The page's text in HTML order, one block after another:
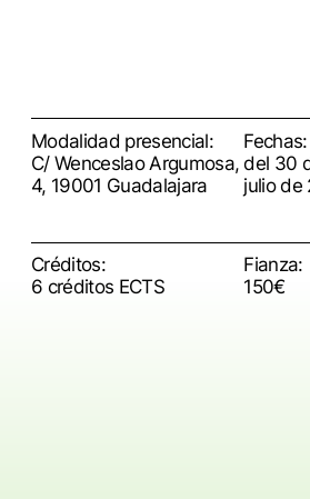
Modalidad presencial:
C/ Wenceslao Argumosa,
4, 19001 Guadalajara
Fechas:
del 30
julio de
Créditos:
6 créditos ECTS
Fianza:
150€